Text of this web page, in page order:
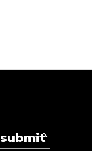
submit